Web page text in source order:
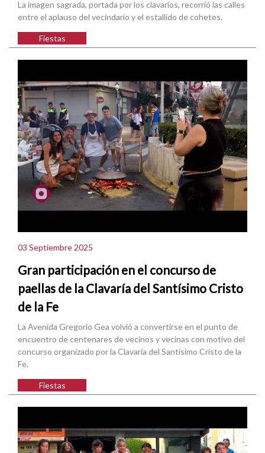
La imagen sagrada, portada por los clavarios, recorrió las calles
entre el aplauso del vecindario y el estallido de cohetes.
Fiestas
03 Septiembre 2025
Gran participación en el concurso de
paellas de la Clavaría del Santísimo Cristo
de la Fe
La Avenida Gregorio Gea volvió a convertirse en el punto de
encuentro de centenares de vecinos y vecinas con motivo del
concurso organizado por la Clavaría del Santísimo Cristo de la
Fe.
Fiestas